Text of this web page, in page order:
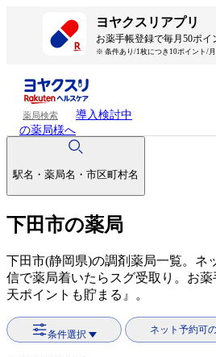
ヨヤクスリアプリ
お薬手帳登録で毎月50ポイ
※ 条件あり/1枚につき10ポイント/
薬局検索
導入検討中
の薬局様へ
駅名・薬局名・市区町村名
下田市の薬局
下田市(静岡県)の調剤薬局一覧。ネ
信で薬局着いたらスグ受取り。お
天ポイントも貯まる』。
条件選択 ネット予約可